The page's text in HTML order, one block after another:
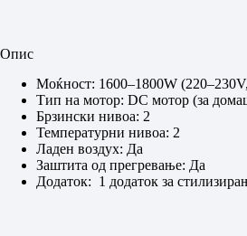
Опис
Моќност: 1600–1800W
Тип на мотор: DC мотор (за
Брзински нивоа: 2
Температурни нивоа: 2
Ладен воздух: Да
Заштита од прегревање: Да
Додаток: 1 додаток за